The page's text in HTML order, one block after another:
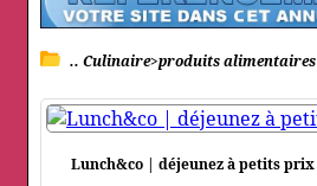
.. Culinaire>produits alimentaires
Lunch&co | déjeunez à petits prix